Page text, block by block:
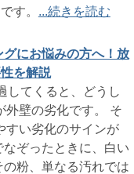
す。 ...続きを読む
にお悩みの方へ！放
を解説
てくると、どうし
外壁の劣化です。 そ
すい劣化のサインが
なぞったときに、白い
粉、単なる汚れでは